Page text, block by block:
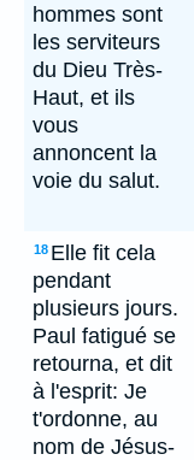
hommes sont
les serviteurs
du Dieu Très-
Haut, et ils
vous
annoncent la
voie du salut.
18 Elle fit cela
pendant
plusieurs jours.
Paul fatigué se
retourna, et dit
à l'esprit: Je
t'ordonne, au
nom de Jésus-